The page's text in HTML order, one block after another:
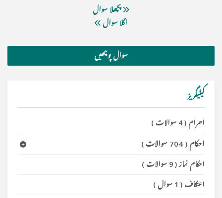
پچھلا سوال
اگلا سوال
سوال پوچھیں
کیٹیگریز
احرام ( 4 سوالات )
احکام ( 704 سوالات )
احکام نماز( 9 سوالات )
اعتکاف ( 1 سوال )